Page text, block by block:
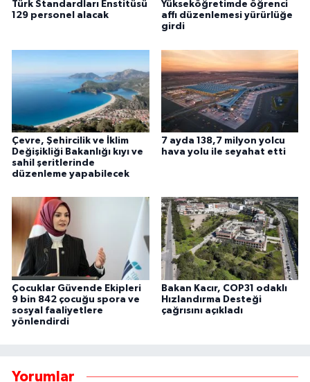
Türk Standardları Enstitüsü
129 personel alacak
Yükseköğretimde öğrenci
affı düzenlemesi yürürlüğe
girdi
Çevre, Şehircilik ve İklim
Değişikliği Bakanlığı kıyı ve
sahil şeritlerinde
düzenleme yapabilecek
7 ayda 138,7 milyon yolcu
hava yolu ile seyahat etti
Çocuklar Güvende Ekipleri
9 bin 842 çocuğu spora ve
sosyal faaliyetlere
yönlendirdi
Bakan Kacır, COP31 odaklı
Hızlandırma Desteği
çağrısını açıkladı
Yorumlar